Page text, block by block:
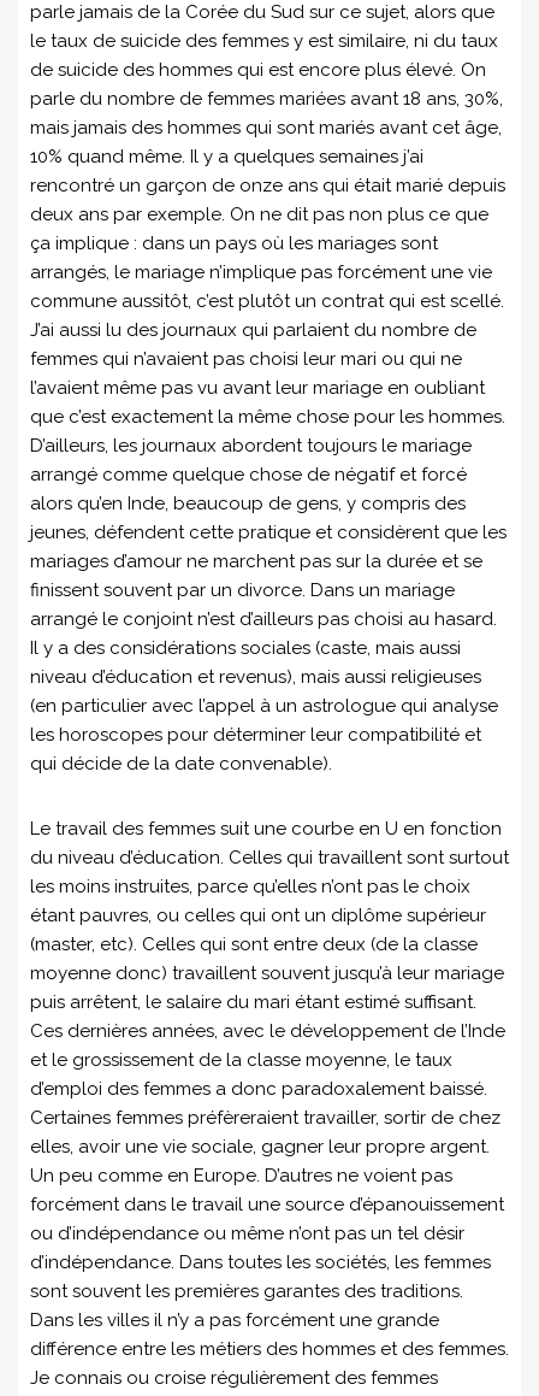
parle jamais de la Corée du Sud sur ce sujet, alors que
le taux de suicide des femmes y est similaire, ni du taux
de suicide des hommes qui est encore plus élevé. On
parle du nombre de femmes mariées avant 18 ans, 30%,
mais jamais des hommes qui sont mariés avant cet âge,
10% quand même. Il y a quelques semaines j’ai
rencontré un garçon de onze ans qui était marié depuis
deux ans par exemple. On ne dit pas non plus ce que
ça implique : dans un pays où les mariages sont
arrangés, le mariage n’implique pas forcément une vie
commune aussitôt, c’est plutôt un contrat qui est scellé.
J’ai aussi lu des journaux qui parlaient du nombre de
femmes qui n’avaient pas choisi leur mari ou qui ne
l’avaient même pas vu avant leur mariage en oubliant
que c’est exactement la même chose pour les hommes.
D’ailleurs, les journaux abordent toujours le mariage
arrangé comme quelque chose de négatif et forcé
alors qu’en Inde, beaucoup de gens, y compris des
jeunes, défendent cette pratique et considèrent que les
mariages d’amour ne marchent pas sur la durée et se
finissent souvent par un divorce. Dans un mariage
arrangé le conjoint n’est d’ailleurs pas choisi au hasard.
Il y a des considérations sociales (caste, mais aussi
niveau d’éducation et revenus), mais aussi religieuses
(en particulier avec l’appel à un astrologue qui analyse
les horoscopes pour déterminer leur compatibilité et
qui décide de la date convenable).
Le travail des femmes suit une courbe en U en fonction
du niveau d’éducation. Celles qui travaillent sont surtout
les moins instruites, parce qu’elles n’ont pas le choix
étant pauvres, ou celles qui ont un diplôme supérieur
(master, etc). Celles qui sont entre deux (de la classe
moyenne donc) travaillent souvent jusqu’à leur mariage
puis arrêtent, le salaire du mari étant estimé suffisant.
Ces dernières années, avec le développement de l’Inde
et le grossissement de la classe moyenne, le taux
d’emploi des femmes a donc paradoxalement baissé.
Certaines femmes préfèreraient travailler, sortir de chez
elles, avoir une vie sociale, gagner leur propre argent.
Un peu comme en Europe. D’autres ne voient pas
forcément dans le travail une source d’épanouissement
ou d’indépendance ou même n’ont pas un tel désir
d’indépendance. Dans toutes les sociétés, les femmes
sont souvent les premières garantes des traditions.
Dans les villes il n’y a pas forcément une grande
différence entre les métiers des hommes et des femmes.
Je connais ou croise régulièrement des femmes